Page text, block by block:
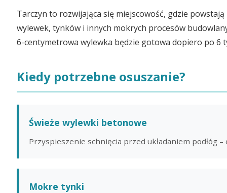
Tarczyn to rozwijająca się miejscowość, gdzie
wylewek, tynków i innych mokrych procesów
6-centymetrowa wylewka będzie gotowa dopiero po 6
Kiedy potrzebne osuszanie?
Świeże wylewki betonowe
Przyspieszenie schnięcia przed układaniem podłóg
Mokre tynki